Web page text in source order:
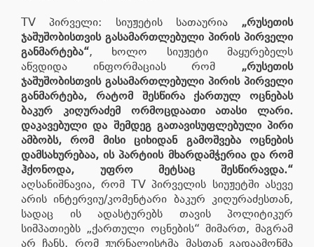
TV პირველი: სიუჟეტის სათაურია
„რუსეთის
ჯაშუშობისთვის გასამართლებული პირის პირველი
განმარტება“, ხოლო სიუჟეტი მაყურებელს
აწვდიდა ინფორმაციას რომ
„რუსეთის
ჯაშუშობისთვის გასამართლებული პირის პირველი
განმარტება, რატომ შესწირა ქართულ ოცნებას
ბაკურ კიღურაძემ ორმოცდაათი ათასი ლარი.
დაკავებული და შემდეგ გათავისუფლებული პირი
ამბობს, რომ მისი ციხიდან გამოშვება ოცნების
დამსახურებაა, ის პარტიის მხარდამჭერია და რომ
ჰქონოდა, უფრო მეტსაც შესწირავდა.“
აღსანიშნავია, რომ TV პირველის სიუჟეტში ასევე
არის ინტერვიუ/კომენტარი ბაკურ კიღურაძესთან,
სადაც ის ადასტურებს თავის პოლიტიკურ
სიმპათიებს „ქართული ოცნების“ მიმართ, მაგრამ
არ ჩანს, რომ ჟურნალისტმა მასთან გადაამოწმა